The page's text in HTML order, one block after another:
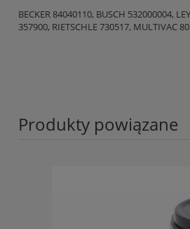
BECKER 84040110, BUSCH 532000004,
357900, RIETSCHLE 730517, MULTIVAC
Produkty powiązane